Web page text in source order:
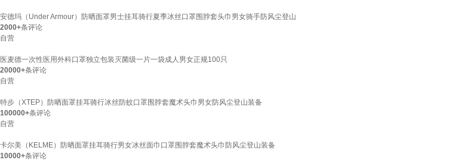
安德玛（Under Armour）防晒面罩男士挂耳骑行夏季冰丝口罩围脖套头巾男女骑手防风尘登山
2000+条评论
自营
医麦德一次性医用外科口罩独立包装灭菌级一片一袋成人男女正规100只
20000+条评论
自营
特步（XTEP）防晒面罩挂耳骑行冰丝防蚊口罩围脖套魔术头巾男女防风尘登山装备
100000+条评论
自营
卡尔美（KELME）防晒面罩挂耳骑行男女冰丝面巾口罩围脖套魔术头巾防风尘登山装备
10000+条评论